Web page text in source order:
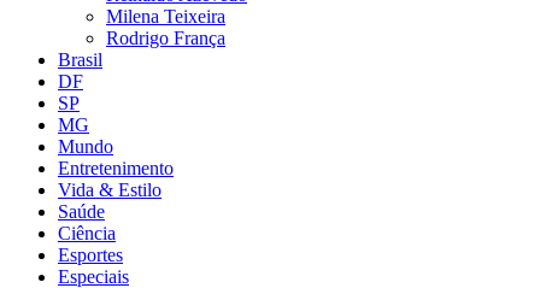
Milena Teixeira
Rodrigo França
Brasil
DF
SP
MG
Mundo
Entretenimento
Vida & Estilo
Saúde
Ciência
Esportes
Especiais